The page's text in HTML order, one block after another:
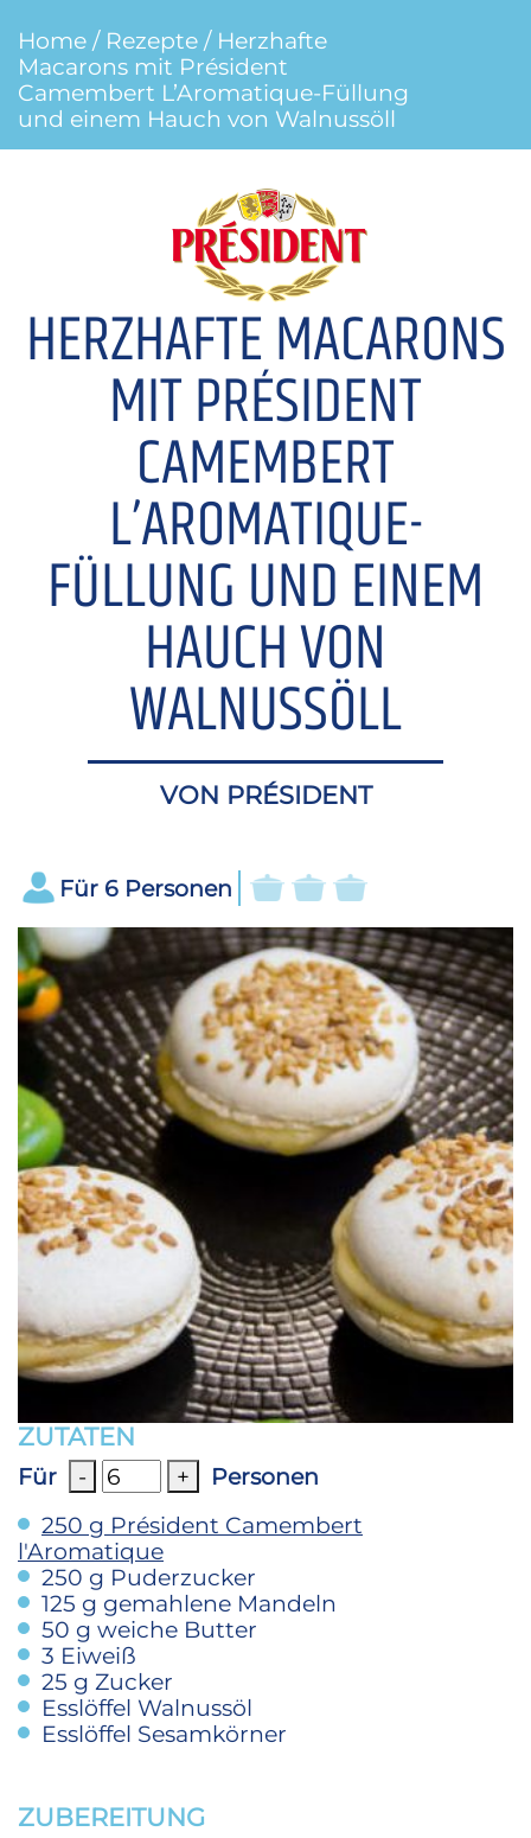
Home / Rezepte / Herzhafte
Macarons mit Président
Camembert L’Aromatique-Füllung
und einem Hauch von Walnussöll
HERZHAFTE MACARONS
MIT PRÉSIDENT
CAMEMBERT
L’AROMATIQUE-
FÜLLUNG UND EINEM
HAUCH VON
WALNUSSÖLL
VON PRÉSIDENT
Für 6 Personen
ZUTATEN
Für - +
Personen
250 g Président Camembert
l'Aromatique
250 g Puderzucker
125 g gemahlene Mandeln
50 g weiche Butter
3 Eiweiß
25 g Zucker
Esslöffel Walnussöl
Esslöffel Sesamkörner
ZUBEREITUNG